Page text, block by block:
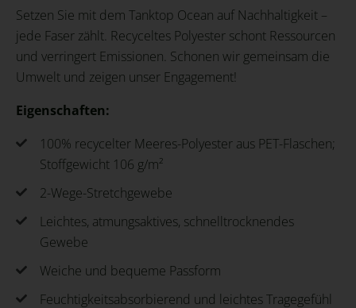
Setzen Sie mit dem Tanktop Ocean auf Nachhaltigkeit –
jede Faser zählt. Recyceltes Polyester schont Ressourcen
und verringert Emissionen. Schonen wir gemeinsam die
Umwelt und zeigen unser Engagement!
Eigenschaften:
100% recycelter Meeres-Polyester aus PET-Flaschen;
Stoffgewicht 106 g/m²
2-Wege-Stretchgewebe
Leichtes, atmungsaktives, schnelltrocknendes
Gewebe
Weiche und bequeme Passform
Feuchtigkeitsabsorbierend und leichtes Tragegefühl